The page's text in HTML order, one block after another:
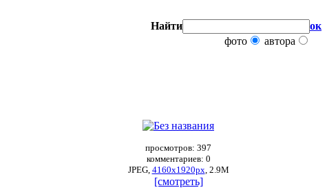
Найти
ок
фото
автора
просмотров: 397
комментариев: 0
JPEG, 4160x1920px, 2.9М
[смотреть]